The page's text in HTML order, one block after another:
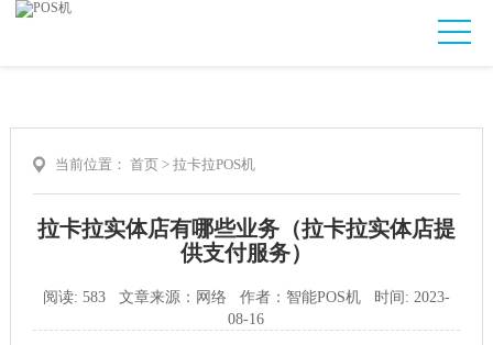
当前位置： 首页> 拉卡拉POS机
拉卡拉实体店有哪些业务（拉卡拉实体店提
供支付服务）
阅读: 583 文章来源：网络 作者：智能POS机 时间: 2023-
08-16